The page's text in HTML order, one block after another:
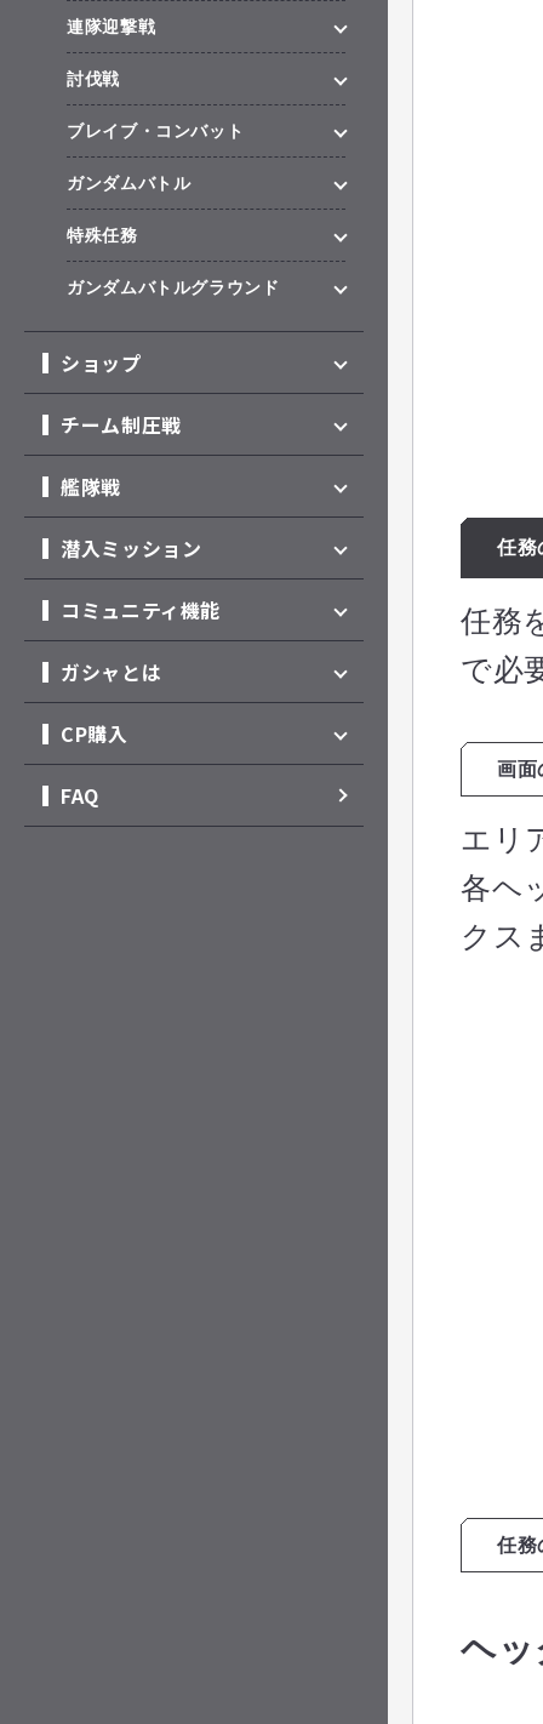
連隊迎撃戦
討伐戦
ブレイブ・コンバット
ガンダムバトル
特殊任務
ガンダムバトルグラウンド
ショップ
チーム制圧戦
艦隊戦
潜入ミッション
コミュニティ機能
ガシャとは
CP購入
FAQ
任務
任務
で必
画面
エリ
各ヘ
クス
任務
ヘッ